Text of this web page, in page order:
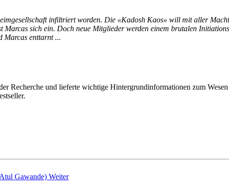
infiltriert worden. Die «Kadosh Kaos» will mit aller
sich ein. Doch neue Mitglieder werden einem brutalen
Marcas enttarnt ...
Recherche und lieferte wichtige Hintergrundinformationen zum
Gawande) Weiter